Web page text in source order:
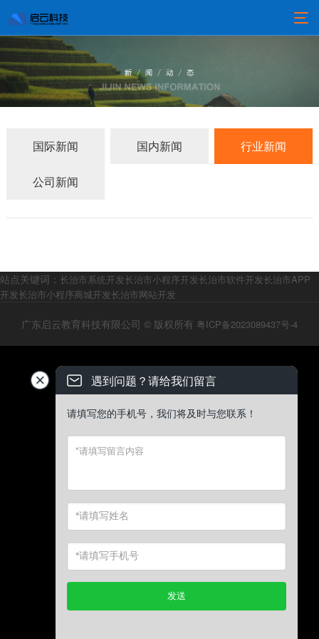
国际新闻 国内新闻 行业新闻
公司新闻
站点关键词： 长治市系统开发长治市小程序开发长治市软件开发长治市APP
开发长治市小程序商城开发长治市网站开发
广东启云教育科技有限公司 © 版权所有 粤ICP备2023089437号-4
遇到问题？请给我们留言
请填写您的手机号，我们将及时与您联系！